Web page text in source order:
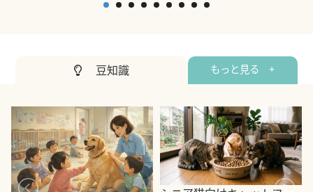
豆知識 もっと見る +